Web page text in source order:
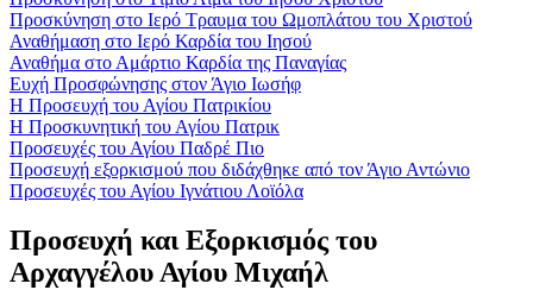
Προσκύνηση στο Ιερό Τραυμα του Ωμοπλάτου του Χριστού
Αναθήμαση στο Ιερό Καρδία του Ιησού
Αναθήμα στο Αμάρτιο Καρδία της Παναγίας
Ευχή Προσφώνησης στον Άγιο Ιωσήφ
Η Προσευχή του Αγίου Πατρικίου
Η Προσκυνητική του Αγίου Πατρικ
Προσευχές του Αγίου Παδρέ Πιο
Προσευχή εξορκισμού που διδάχθηκε από τον Άγιο Αντώνιο
Προσευχές του Αγίου Ιγνάτιου Λοϊόλα
Προσευχή και Εξορκισμός του
Αρχαγγέλου Αγίου Μιχαήλ